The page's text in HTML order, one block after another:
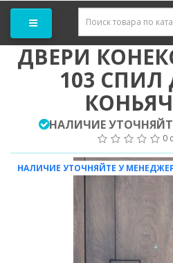
ДВЕРИ
103 СПИЛ
НАЛИЧИЕ
0
НАЛИЧИЕ УТОЧНЯЙТЕ У